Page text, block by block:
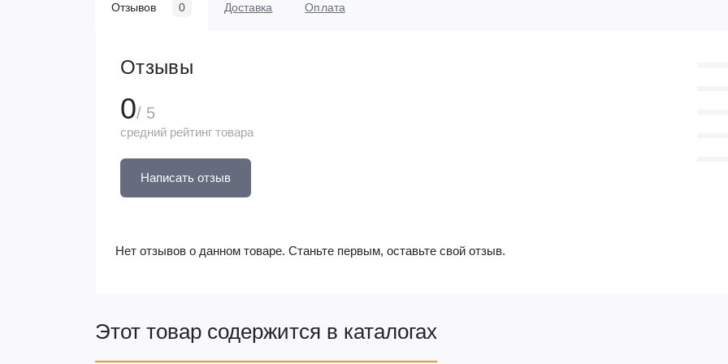
Отзывов 0 Доставка Оплата
Отзывы
0/ 5
средний рейтинг товара
Написать отзыв
Нет отзывов о данном товаре. Станьте первым, оставьте свой отзыв.
Этот товар содержится в каталогах